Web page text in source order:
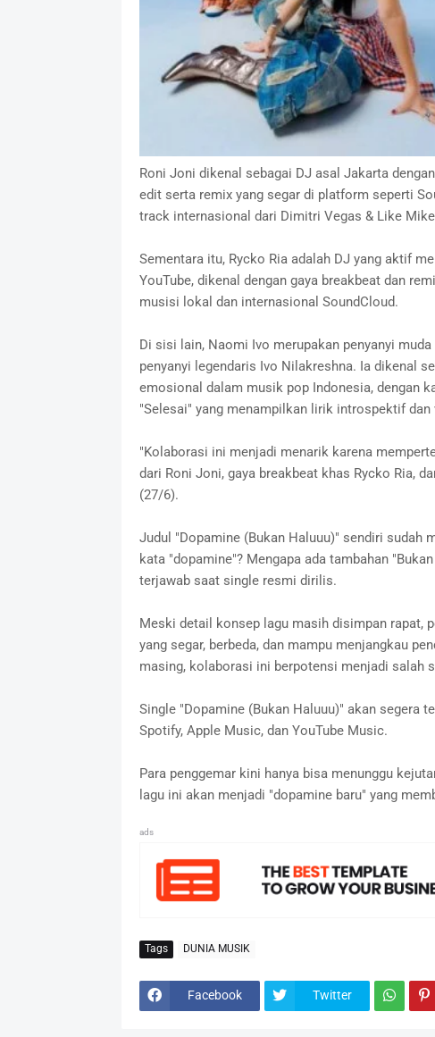
Roni Joni dikenal sebagai DJ asal Jakarta
edit serta remix yang segar di platform seperti
track internasional dari Dimitri Vegas & Like
Sementara itu, Rycko Ria adalah DJ yang aktif
YouTube, dikenal dengan gaya breakbeat dan
musisi lokal dan internasional SoundCloud.
Di sisi lain, Naomi Ivo merupakan penyanyi
penyanyi legendaris Ivo Nilakreshna. Ia dikenal
emosional dalam musik pop Indonesia, dengan
"Selesai" yang menampilkan lirik introspektif dan
"Kolaborasi ini menjadi menarik karena
dari Roni Joni, gaya breakbeat khas Rycko Ria,
(27/6).
Judul "Dopamine (Bukan Haluuu)" sendiri sudah
kata "dopamine"? Mengapa ada tambahan
terjawab saat single resmi dirilis.
Meski detail konsep lagu masih disimpan rapat,
yang segar, berbeda, dan mampu menjangkau
masing, kolaborasi ini berpotensi menjadi salah
Single "Dopamine (Bukan Haluuu)" akan segera
Spotify, Apple Music, dan YouTube Music.
Para penggemar kini hanya bisa menunggu
lagu ini akan menjadi "dopamine baru" yang
ads
Tags DUNIA MUSIK
Facebook Twitter